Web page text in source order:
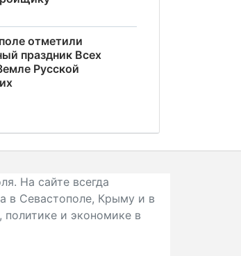
отметили
праздник Всех
Русской
На сайте всегда
в Севастополе, Крыму и в
и экономике в